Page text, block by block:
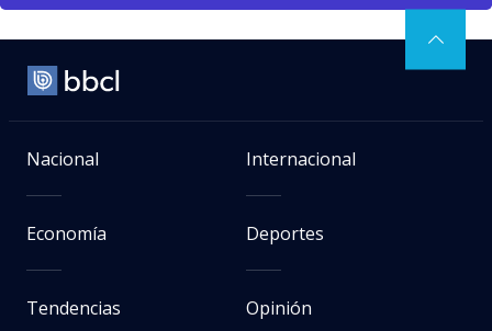
Nacional Internacional
Economía Deportes
Tendencias Opinión